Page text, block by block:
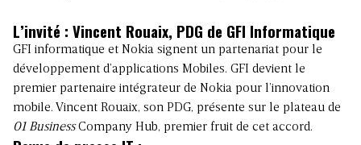
L’invité : Vincent Rouaix, PDG de GFI Informatique
GFI informatique et Nokia signent un partenariat pour le
développement d’applications Mobiles. GFI devient le
premier partenaire intégrateur de Nokia pour l’innovation
mobile. Vincent Rouaix, son PDG, présente sur le plateau de
01 BusinessCompany Hub, premier fruit de cet accord.